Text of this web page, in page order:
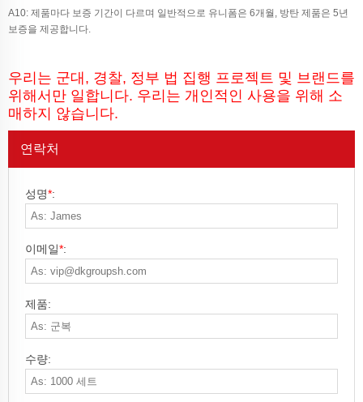
A10: 제품마다 보증 기간이 다르며 일반적으로 유니폼은 6개월, 방탄 제품은 5년
보증을 제공합니다.
우리는 군대, 경찰, 정부 법 집행 프로젝트 및 브랜드를
위해서만 일합니다. 우리는 개인적인 사용을 위해 소
매하지 않습니다.
연락처
성명*:
이메일*:
제품:
수량: